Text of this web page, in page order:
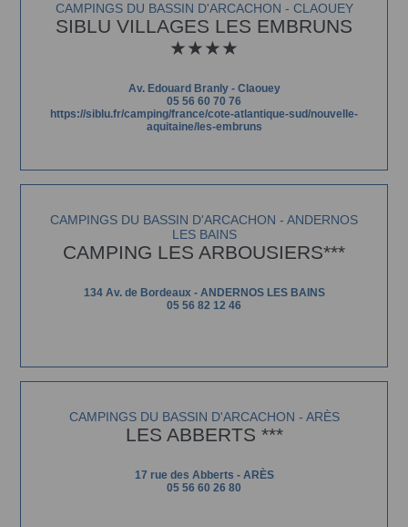
CAMPINGS DU BASSIN D'ARCACHON - CLAOUEY
SIBLU VILLAGES LES EMBRUNS
★★★★
Av. Edouard Branly - Claouey
05 56 60 70 76
https://siblu.fr/camping/france/cote-atlantique-sud/nouvelle-
aquitaine/les-embruns
CAMPINGS DU BASSIN D'ARCACHON - ANDERNOS
LES BAINS
CAMPING LES ARBOUSIERS***
134 Av. de Bordeaux - ANDERNOS LES BAINS
05 56 82 12 46
CAMPINGS DU BASSIN D'ARCACHON - ARÈS
LES ABBERTS ***
17 rue des Abberts - ARÈS
05 56 60 26 80